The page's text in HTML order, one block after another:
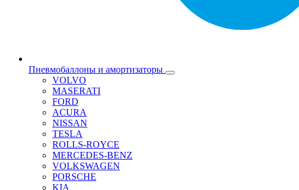
Пневмобаллоны и амортизаторы
VOLVO
MASERATI
FORD
ACURA
NISSAN
TESLA
ROLLS-ROYCE
MERCEDES-BENZ
VOLKSWAGEN
PORSCHE
KIA